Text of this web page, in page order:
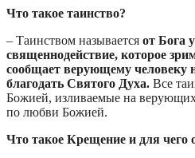
Что такое таинство?
– Таинством называется от Бога
священнодействие, которое
сообщает верующему человеку
благодать Святого Духа. Все
Божией, изливаемые на верующих
по любви Божией.
Что такое Крещение и для чего